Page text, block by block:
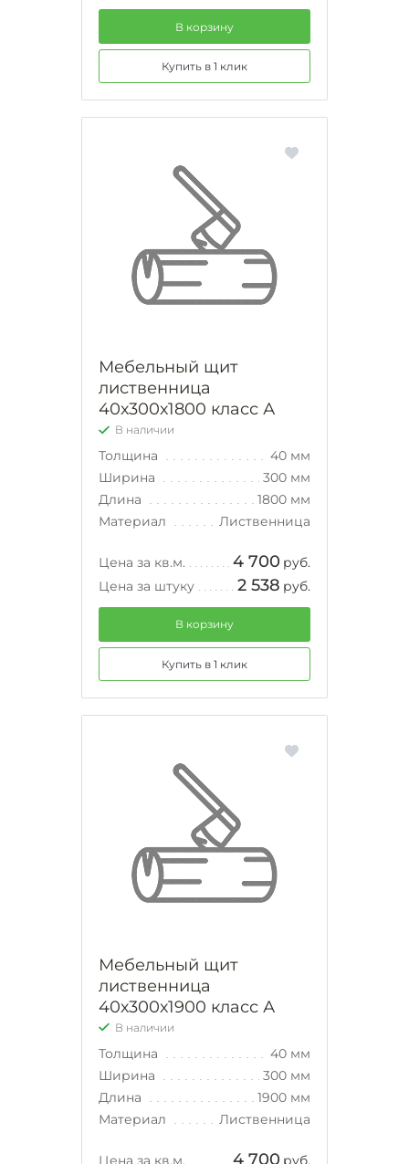
В корзину
Купить в 1 клик
Мебельный щит
лиственница
40х300х1800 класс А
В наличии
Толщина
40 мм
Ширина
300 мм
Длина
1800 мм
Материал
Лиственница
Цена за кв.м. 4 700 руб.
Цена за штуку
2 538 руб.
В корзину
Купить в 1 клик
Мебельный щит
лиственница
40х300х1900 класс А
В наличии
Толщина
40 мм
Ширина
300 мм
Длина
1900 мм
Материал
Лиственница
Цена за кв.м. 4 700 руб.